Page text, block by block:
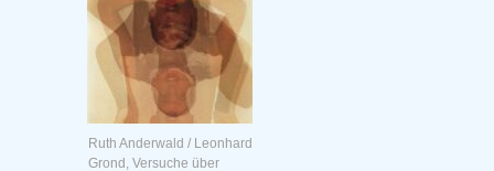
Ruth Anderwald / Leonhard
Grond, Versuche über